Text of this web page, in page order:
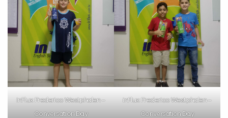
inFlux Frederico Westphalen –
Conversation Day
inFlux Frederico Westphalen –
Conversation Day